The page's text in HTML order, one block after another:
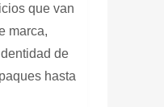
que van
marca,
de
hasta